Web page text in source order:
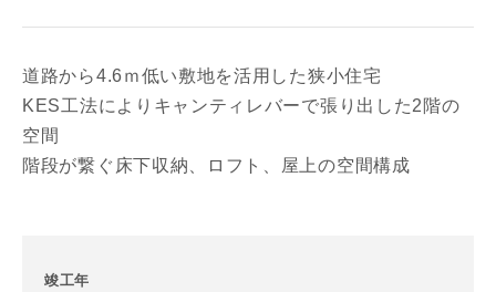
道路から4.6ｍ低い敷地を活用した狭小住宅
KES工法によりキャンティレバーで張り出した2階の
空間
階段が繋ぐ床下収納、ロフト、屋上の空間構成
竣工年